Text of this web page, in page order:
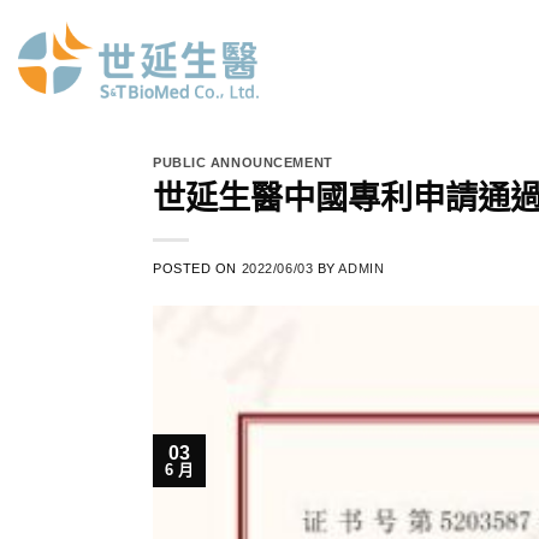
content
PUBLIC ANNOUNCEMENT
世延生醫中國專利申請通
POSTED ON 2022/06/03 BYADMIN
03
6 月